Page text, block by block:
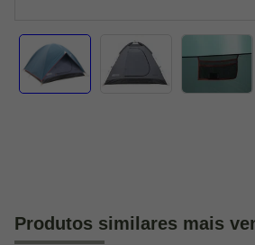
Produtos similares mais